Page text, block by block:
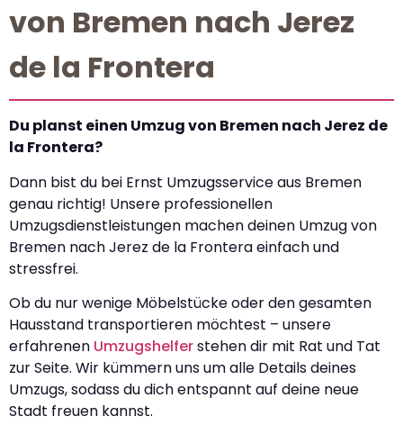
von Bremen nach Jerez
de la Frontera
Du planst einen Umzug von Bremen nach Jerez de
la Frontera?
Dann bist du bei Ernst Umzugsservice aus Bremen
genau richtig! Unsere professionellen
Umzugsdienstleistungen machen deinen Umzug von
Bremen nach Jerez de la Frontera einfach und
stressfrei.
Ob du nur wenige Möbelstücke oder den gesamten
Hausstand transportieren möchtest – unsere
erfahrenen Umzugshelferstehen dir mit Rat und Tat
zur Seite. Wir kümmern uns um alle Details deines
Umzugs, sodass du dich entspannt auf deine neue
Stadt freuen kannst.